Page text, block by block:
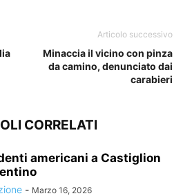
Articolo successivo
Minaccia il vicino con pinza
da camino, denunciato dai
carabieri
CORRELATI
americani a Castiglion
- Marzo 16, 2026